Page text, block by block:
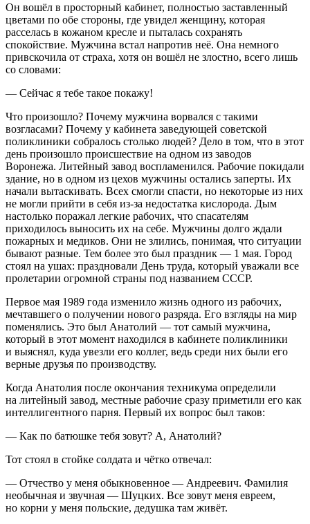
Он вошёл в просторный кабинет, полностью заставленный
цветами по обе стороны, где увидел женщину, которая
расселась в кожаном кресле и пыталась сохранять
спокойствие. Мужчина встал напротив неё. Она немного
привскочила от страха, хотя он вошёл не злостно, всего лишь
со словами:
— Сейчас я тебе такое покажу!
Что произошло? Почему мужчина ворвался с такими
возгласами? Почему у кабинета заведующей советской
поликлиники собралось столько людей? Дело в том, что в этот
день произошло происшествие на одном из заводов
Воронежа. Литейный завод воспламенился. Рабочие покидали
здание, но в одном из цехов мужчины остались заперты. Их
начали вытаскивать. Всех смогли спасти, но некоторые из них
не могли прийти в себя из-за недостатка кислорода. Дым
настолько поражал легкие рабочих, что спасателям
приходилось выносить их на себе. Мужчины долго ждали
пожарных и медиков. Они не злились, понимая, что ситуации
бывают разные. Тем более это был праздник — 1 мая. Город
стоял на ушах: праздновали День труда, который уважали все
пролетарии огромной страны под названием СССР.
Первое мая 1989 года изменило жизнь одного из рабочих,
мечтавшего о получении нового разряда. Его взгляды на мир
поменялись. Это был Анатолий — тот самый мужчина,
который в этот момент находился в кабинете поликлиники
и выяснял, куда увезли его коллег, ведь среди них были его
верные друзья по производству.
Когда Анатолия после окончания техникума определили
на литейный завод, местные рабочие сразу приметили его как
интеллигентного парня. Первый их вопрос был таков:
— Как по батюшке тебя зовут? А, Анатолий?
Тот стоял в стойке солдата и чётко отвечал:
— Отчество у меня обыкновенное — Андреевич. Фамилия
необычная и звучная — Шуцких. Все зовут меня евреем,
но корни у меня польские, дедушка там живёт.